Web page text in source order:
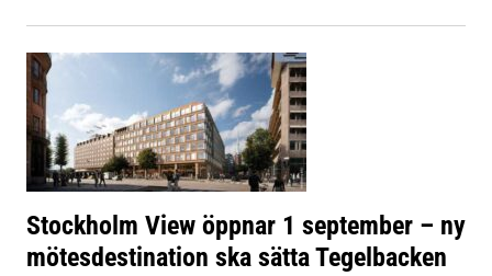
Stockholm View öppnar 1 september – ny
mötesdestination ska sätta Tegelbacken